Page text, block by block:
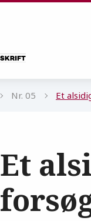
Nr. 05 Et
Et